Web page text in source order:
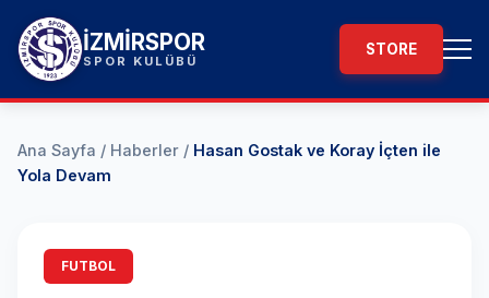
İZMİRSPOR
SPOR KULÜBÜ
STORE
Ana Sayfa / Haberler / Hasan Gostak ve Koray İçten ile
Yola Devam
FUTBOL